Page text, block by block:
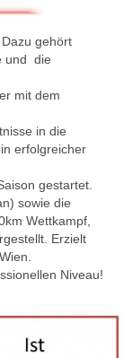
gehört
und die
mit dem
in die
erfolgreicher
gestartet.
sowie die
Wettkampf,
Erzielt
Niveau!